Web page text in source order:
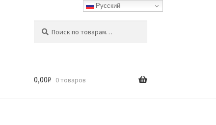
0,00₽ 0 товаров
Русский